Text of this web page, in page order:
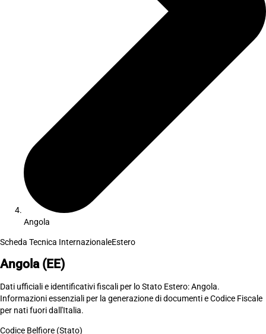
Angola
Scheda Tecnica InternazionaleEstero
Angola (EE)
Dati ufficiali e identificativi fiscali per lo Stato Estero: Angola.
Informazioni essenziali per la generazione di documenti e Codice Fiscale
per nati fuori dall'Italia.
Codice Belfiore (Stato)